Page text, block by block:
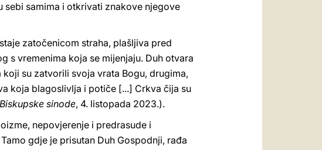
sebi samima i otkrivati znakove njegove
zatočenicom straha, plašljiva pred
s vremenima koja se mijenjaju. Duh otvara
su zatvorili svoja vrata Bogu, drugima,
koja blagoslivlja i potiče [...] Crkva čija su
sinode, 4. listopada 2023.).
nepovjerenje i predrasude i
gdje je prisutan Duh Gospodnji, rađa